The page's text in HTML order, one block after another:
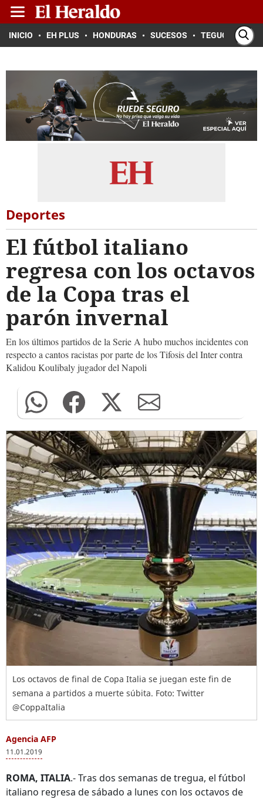
INICIO EH PLUS HONDURAS SUCESOS TEGUCIGALPA
Deportes
El fútbol italiano
regresa con los octavos
de la Copa tras el
parón invernal
En los últimos partidos de la Serie A hubo muchos incidentes con
respecto a cantos racistas por parte de los Tifosis del Inter contra
Kalidou Koulibaly jugador del Napoli
Los octavos de final de Copa Italia se juegan este fin de
semana a partidos a muerte súbita. Foto: Twitter
@CoppaItalia
Agencia AFP
11.01.2019
ROMA, ITALIA.- Tras dos semanas de tregua, el fútbol
italiano regresa de sábado a lunes con los octavos de